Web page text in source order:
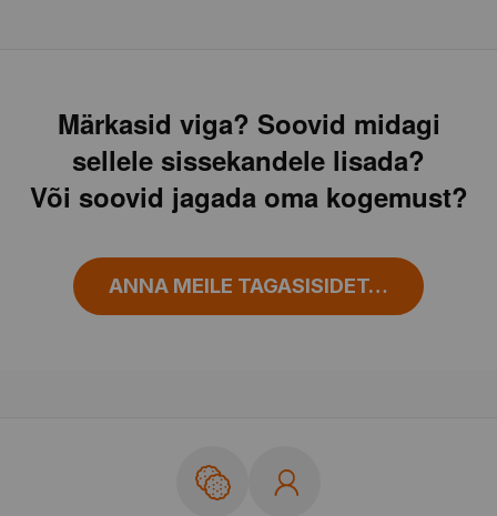
Märkasid viga? Soovid midagi
sellele sissekandele lisada?
Või soovid jagada oma kogemust?
ANNA MEILE TAGASISIDET…